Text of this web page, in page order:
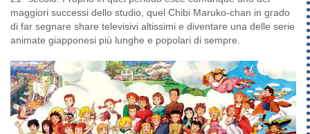
maggiori successi dello studio, quel Chibi Maruko-chan in grado
di far segnare share televisivi altissimi e diventare una delle serie
animate giapponesi più lunghe e popolari di sempre.